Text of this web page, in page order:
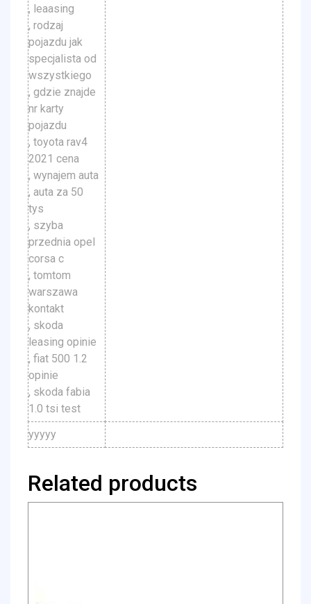
, leaasing
, rodzaj
pojazdu jak
specjalista od
wszystkiego
, gdzie znajde
nr karty
pojazdu
, toyota rav4
2021 cena
, wynajem auta
, auta za 50
tys
, szyba
przednia opel
corsa c
, tomtom
warszawa
kontakt
, skoda
leasing opinie
, fiat 500 1.2
opinie
, skoda fabia
1.0 tsi test
yyyyy
Related products